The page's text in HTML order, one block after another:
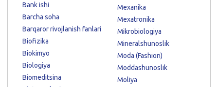
Bank ishi
Barcha soha
Barqaror rivojlanish fanlari
Biofizika
Biokimyo
Biologiya
Biomeditsina
Mexanika
Mexatronika
Mikrobiologiya
Mineralshunoslik
Moda (Fashion)
Moddashunoslik
Moliya